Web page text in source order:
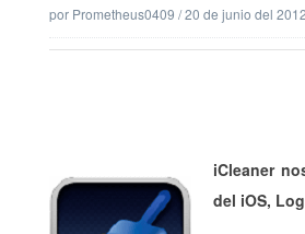
por Prometheus0409 /20 de junio del
iCleaner
del iOS,